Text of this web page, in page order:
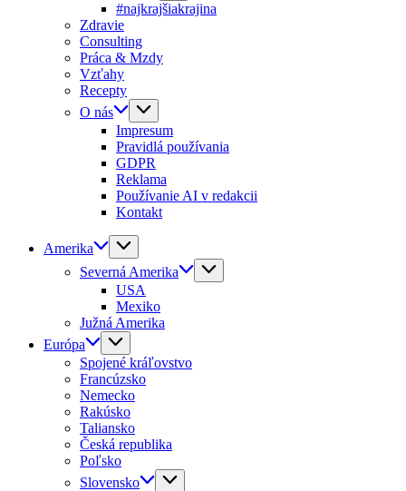
#najkrajšiakrajina
Zdravie
Consulting
Práca & Mzdy
Vzťahy
Recepty
O nás
Impresum
Pravidlá používania
GDPR
Reklama
Používanie AI v redakcii
Kontakt
Amerika
Severná Amerika
USA
Mexiko
Južná Amerika
Európa
Spojené kráľovstvo
Francúzsko
Nemecko
Rakúsko
Taliansko
Česká republika
Poľsko
Slovensko